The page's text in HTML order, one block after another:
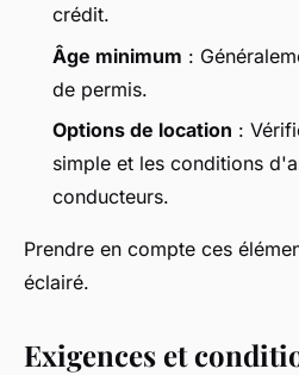
crédit.
Âge minimum :
de permis.
Options de location :
simple et les conditions
conducteurs.
Prendre en compte ces
éclairé.
Exigences et